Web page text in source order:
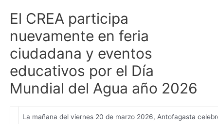
El CREA participa
nuevamente en feria
ciudadana y eventos
educativos por el Día
Mundial del Agua año 2026
La mañana del viernes 20 de marzo 2026, Antofagasta